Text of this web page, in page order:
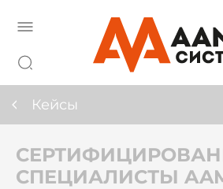
Кейсы
СПЕЦИАЛИСТЫ